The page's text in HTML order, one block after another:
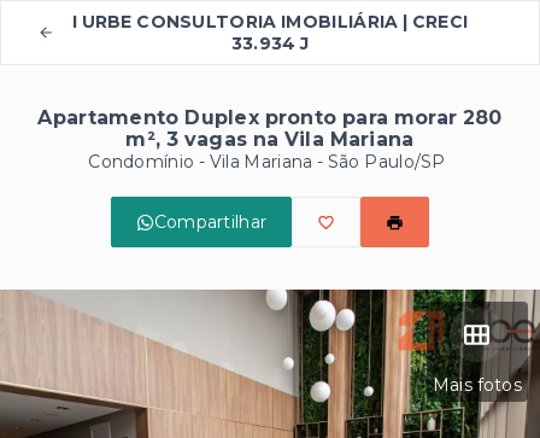
I URBE CONSULTORIA IMOBILIÁRIA | CRECI
33.934 J
Apartamento Duplex pronto para morar 280
m², 3 vagas na Vila Mariana
Condomínio - Vila Mariana - São Paulo/SP
Compartilhar
Mais fotos